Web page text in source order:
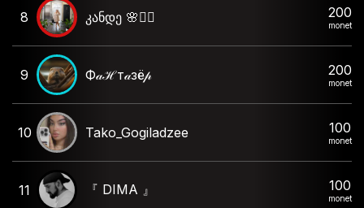
8 კანდე 🌸❤️‍🔥 200
monet
9 Ф𝒶ℋт𝒶зё𝓅 200
monet
10 Tako_Gogiladzee 100
monet
11 『 DIMA 』 100
monet